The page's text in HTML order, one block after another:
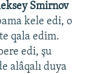
Smirnov
kele edi, o
qala edim.
edi, şu
alâqalı duya